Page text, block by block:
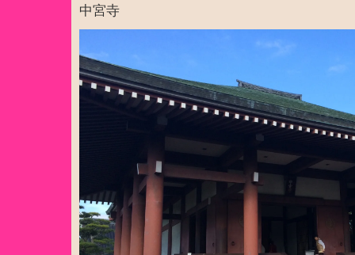
中宮寺